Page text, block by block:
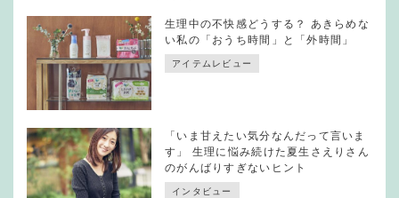
生理中の不快感どうする？ あきらめな
い私の「おうち時間」と「外時間」
アイテムレビュー
「いま甘えたい気分なんだって言いま
す」 生理に悩み続けた夏生さえりさん
のがんばりすぎないヒント
インタビュー